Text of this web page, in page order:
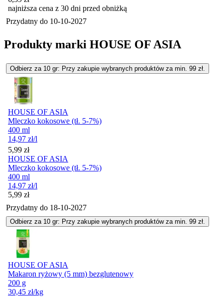
najniższa cena z 30 dni przed obniżką
Przydatny do 10-10-2027
Produkty marki HOUSE OF ASIA
Odbierz za 10 gr: Przy zakupie wybranych produktów za min. 99 zł.
HOUSE OF ASIA
Mleczko kokosowe (tł. 5-7%)
400 ml
14,97 zł/l
Cena
5,99 zł
HOUSE OF ASIA
Mleczko kokosowe (tł. 5-7%)
400 ml
14,97 zł/l
Cena
5,99 zł
Przydatny do 18-10-2027
Odbierz za 10 gr: Przy zakupie wybranych produktów za min. 99 zł.
HOUSE OF ASIA
Makaron ryżowy (5 mm) bezglutenowy
200 g
30,45 zł/kg